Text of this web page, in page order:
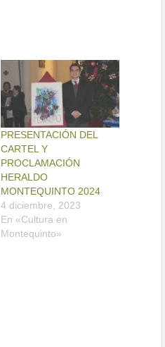
PRESENTACIÓN DEL
CARTEL Y
PROCLAMACIÓN
HERALDO
MONTEQUINTO 2024
4 diciembre, 2023
En «Cultura en
Montequinto»